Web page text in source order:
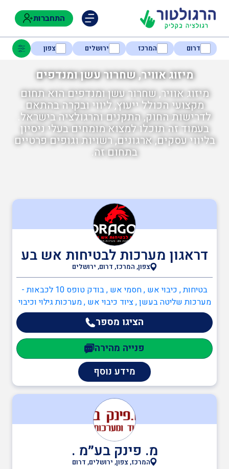
התחברות
דרום המרכז ירושלים צפון
מיזוג אוויר, שחרור עשן ומנדפים
מיזוג אוויר, שחרור עשן ומנדפים הוא תחום
מקצועי הכולל ייעוץ, ליווי ובקרה בהתאם
לדרישות החוק, התקנים והרגולציה בישראל.
בעמוד זה תוכלו למצוא מומחים בעלי ניסיון
בליווי עסקים, ארגונים, רשויות וגופים פרטיים
בתחום זה.
נגישות
חקלאות
בודקים מוסמכים
ביטחון
כיבוי אש
ניהול אסונות ומצבי חירום
חסמי אש
חקירת שריפות
דראגון מערכות לבטיחות אש בע
צפון, המרכז, דרום, ירושלים
בטיחות , כיבוי אש , חסמי אש , בודק טופס 10 לכבאות -
מערכות שליטה בעשן , ציוד כיבוי אש , מערכות גילוי וכיבוי
אש , מיזוג אוויר, שחרור עשן ומנדפים , מהנדסים
והנדסאים , הנדסאי חשמל
הציגו מספר
פנייה מהירה
מידע נוסף
מ. פינק בע״מ .
המרכז, צפון, ירושלים, דרום